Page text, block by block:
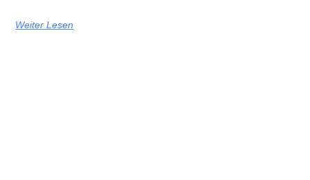
Weiter Lesen